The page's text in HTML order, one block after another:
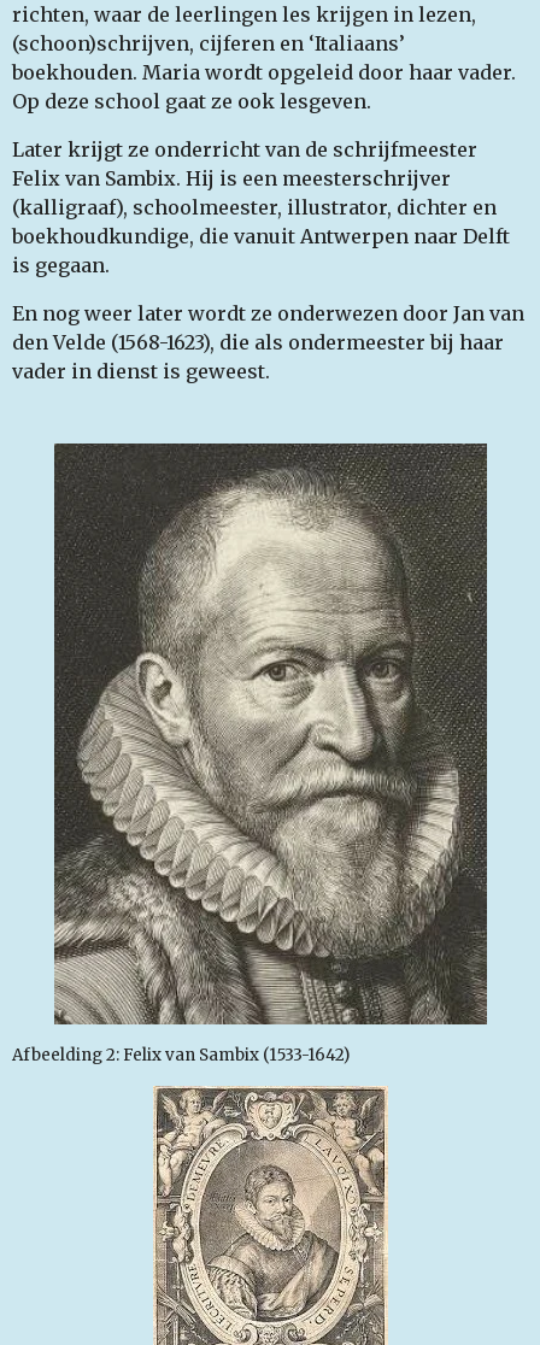
richten, waar de leerlingen les krijgen in lezen,
(schoon)schrijven, cijferen en ‘Italiaans’
boekhouden. Maria wordt opgeleid door haar vader.
Op deze school gaat ze ook lesgeven.
Later krijgt ze onderricht van de schrijfmeester
Felix van Sambix. Hij is een meesterschrijver
(kalligraaf), schoolmeester, illustrator, dichter en
boekhoudkundige, die vanuit Antwerpen naar Delft
is gegaan.
En nog weer later wordt ze onderwezen door Jan van
den Velde (1568-1623), die als ondermeester bij haar
vader in dienst is geweest.
Afbeelding 2: Felix van Sambix (1533-1642)